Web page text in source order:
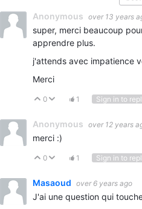
Anonymous over 13 years
super, merci beaucoup
apprendre plus.
j'attends avec impatience
Merci
Vote Up
0 Vote Down
1 Sign in to
Anonymous over 12 years
merci :)
Vote Up
0 Vote Down
1 Sign in to
Masaoud over 6 years ago
J'ai une question qui